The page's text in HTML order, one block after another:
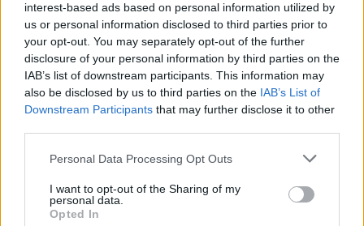
interest-based ads based on personal information utilized by
us or personal information disclosed to third parties prior to
your opt-out. You may separately opt-out of the further
disclosure of your personal information by third parties on the
IAB’s list of downstream participants. This information may
also be disclosed by us to third parties on the IAB’s List of
Downstream Participants that may further disclose it to other
Personal Data Processing Opt Outs
I want to opt-out of the Sharing of my
personal data.
Opted In
Ημισκούμπρια - Τη Λόλα απ' τη φωτιά ποιος
θα τη βγάλει;
Βαθμολογία: 4
Καλλιτέχνης: Ημισκούμπρια
Label: Def Jam / Universal Κυκλοφορία: Νοε-01
ΣΩΤΗΡΊΑ ΜΆΛΦΑ ΕΛΛΗΝΙΚΑ
Μίκης Θεοδωράκης - Γιάννης Πάριος - Ο
Ερωτικός Θεοδωράκης - Γιάννης Πάριος Live
στο Λυκαβηττό